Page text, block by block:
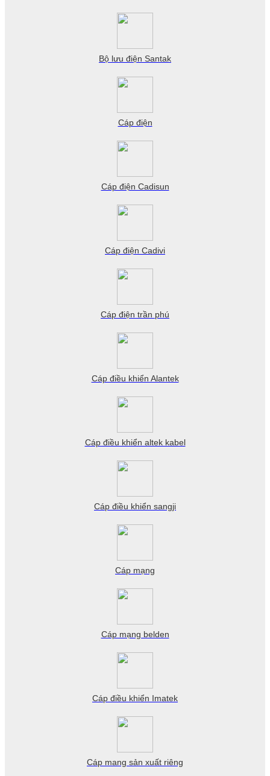
Bộ lưu điện Santak
Cáp điện
Cáp điện Cadisun
Cáp điện Cadivi
Cáp điện trần phú
Cáp điều khiển Alantek
Cáp điều khiển altek kabel
Cáp điều khiển sangji
Cáp mạng
Cáp mạng belden
Cáp điều khiển Imatek
Cáp mang sản xuất riêng